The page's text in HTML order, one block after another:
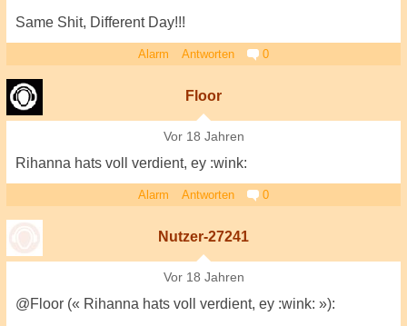
Same Shit, Different Day!!!
Alarm Antworten 0
Floor
Vor 18 Jahren
Rihanna hats voll verdient, ey :wink:
Alarm Antworten 0
Nutzer-27241
Vor 18 Jahren
@Floor (« Rihanna hats voll verdient, ey :wink: »):